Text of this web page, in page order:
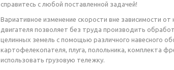
справитесь с любой поставленной задачей!
Вариативное изменение скорости вне зависимости
двигателя позволяет без труда производить
целинных земель с помощью различного навесного
картофелекопателя, плуга, полольника, комплекта
использовать грузовую тележку.